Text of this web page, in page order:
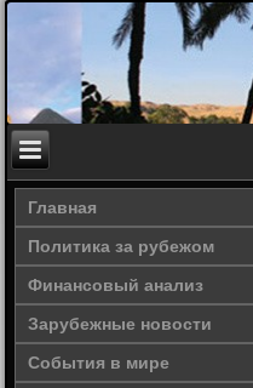
Главная
Политика за рубежом
Финансовый анализ
Зарубежные новости
События в мире